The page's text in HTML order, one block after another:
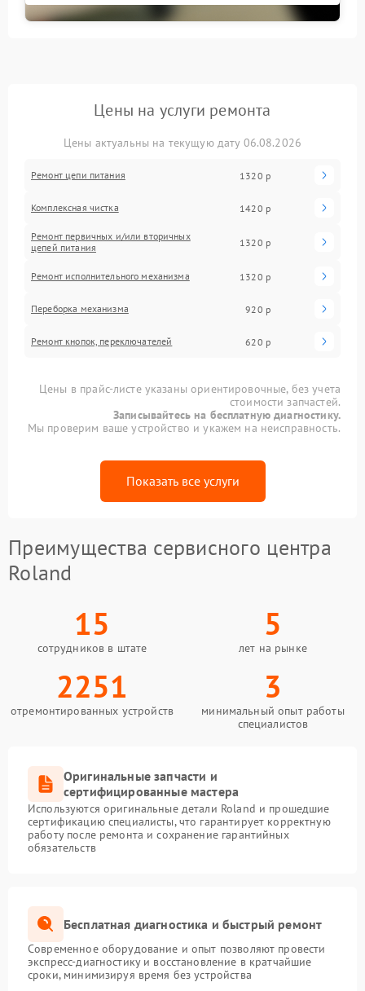
Цены на услуги ремонта
Цены актуальны на текущую дату 06.08.2026
Ремонт цепи питания 1320 р
Комплексная чистка 1420 р
Ремонт первичных и/или вторичных
цепей питания
1320 р
Ремонт исполнительного механизма 1320 р
Переборка механизма 920 р
Ремонт кнопок, переключателей 620 р
Цены в прайс-листе указаны ориентировочные, без учета
стоимости запчастей.
Записывайтесь на бесплатную диагностику.
Мы проверим ваше устройство и укажем на неисправность.
Показать все услуги
Преимущества сервисного центра
Roland
15
сотрудников в штате
5
лет на рынке
2251
отремонтированных устройств
3
минимальный опыт работы
специалистов
Оригинальные запчасти и
сертифицированные мастера
Используются оригинальные детали Roland и прошедшие
сертификацию специалисты, что гарантирует корректную
работу после ремонта и сохранение гарантийных
обязательств
Бесплатная диагностика и быстрый ремонт
Современное оборудование и опыт позволяют провести
экспресс-диагностику и восстановление в кратчайшие
сроки, минимизируя время без устройства